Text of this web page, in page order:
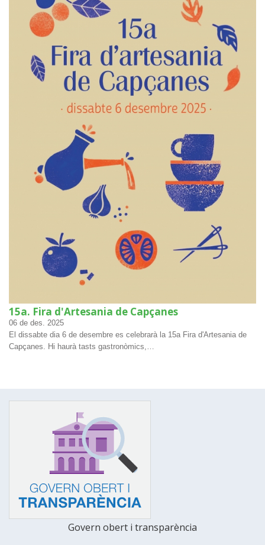
15a. Fira d'Artesania de Capçanes
06 de des.
2025
El dissabte dia 6 de desembre es celebrarà la 15a Fira d'Artesania de
Capçanes. Hi haurà tasts gastronòmics,…
Govern obert i transparència